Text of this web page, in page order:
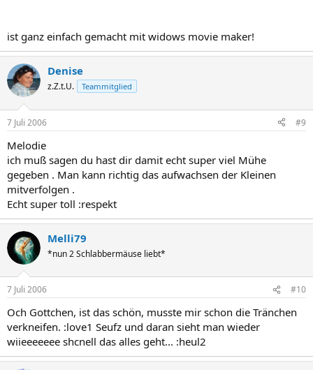
ist ganz einfach gemacht mit widows movie maker!
Denise
z.Z.t.U. Teammitglied
7 Juli 2006 #9
Melodie
ich muß sagen du hast dir damit echt super viel Mühe
gegeben . Man kann richtig das aufwachsen der Kleinen
mitverfolgen .
Echt super toll :respekt
Melli79
*nun 2 Schlabbermäuse liebt*
7 Juli 2006 #10
Och Gottchen, ist das schön, musste mir schon die Tränchen
verkneifen. :love1 Seufz und daran sieht man wieder
wiieeeeeee shcnell das alles geht... :heul2